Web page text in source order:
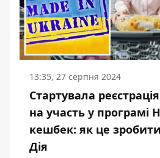
13:35, 27 серпня 2024
Стартувала
на участь у програмі
кешбек: як це
Дія